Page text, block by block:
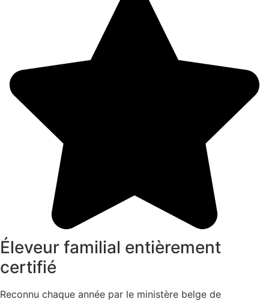
Éleveur familial entièrement
certifié
Reconnu chaque année par le ministère belge de